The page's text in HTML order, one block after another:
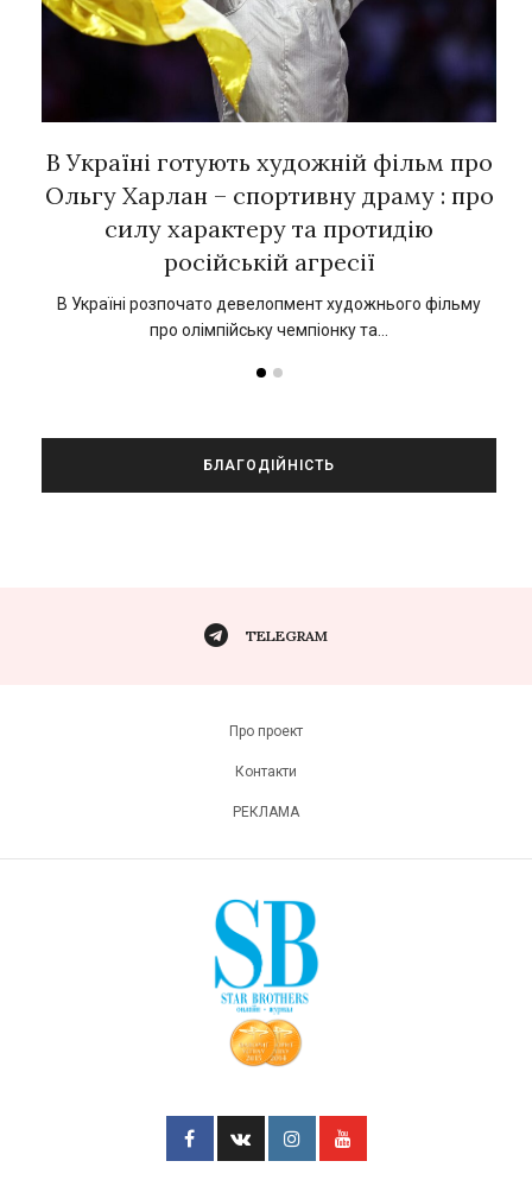
В Україні готують художній фільм про
Ольгу Харлан – спортивну драму : про
силу характеру та протидію
російській агресії
В Україні розпочато девелопмент художнього фільму
про олімпійську чемпіонку та…
БЛАГОДІЙНІСТЬ
TELEGRAM
Про проект
Контакти
РЕКЛАМА